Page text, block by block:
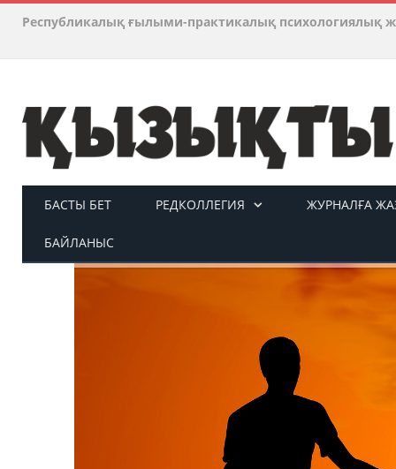
Республикалық ғылыми-практикалық психологиялық
БАСТЫ БЕТ РЕДКОЛЛЕГИЯ ЖУРНАЛҒА
БАЙЛАНЫС